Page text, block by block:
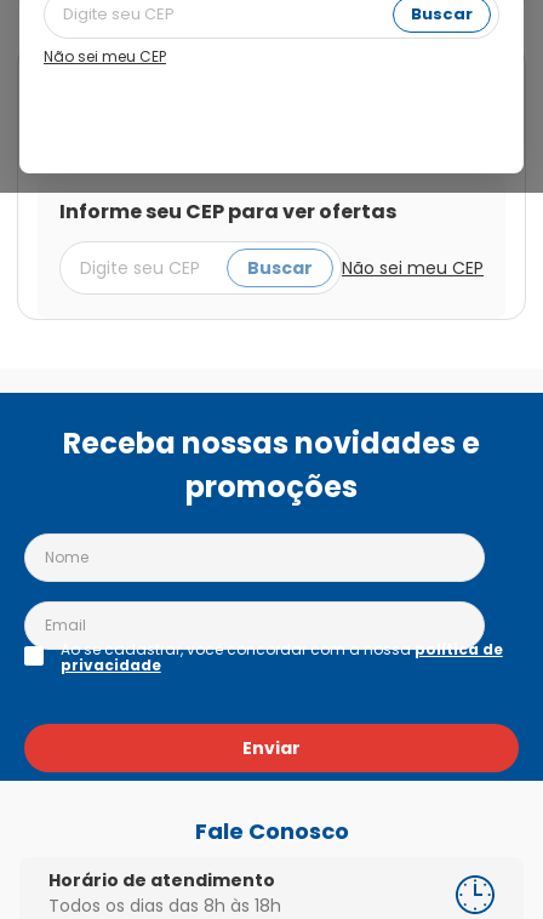
Buscar
Não sei meu CEP
Confirme Cod.:
Informe seu CEP para ver ofertas
Buscar Não sei meu CEP
Receba nossas novidades e
promoções
Enviar
Ao se cadastrar, você concordar com a nossapolítica de
privacidade
Fale Conosco
Horário de atendimento
Todos os dias das 8h às 18h